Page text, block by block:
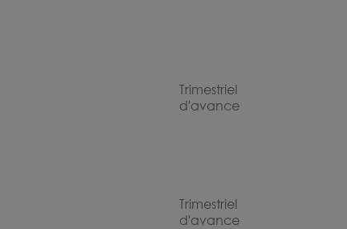
Trimestriel
d'avance
Trimestriel
d'avance